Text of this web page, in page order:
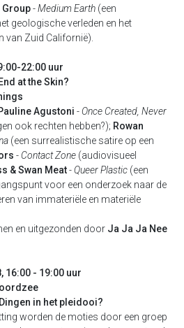
Group-Medium Earth (een
geologische verleden en het
van Zuid Californië).
22:00 uur
at the Skin?
Agustoni -Once Created, Never
ook rechten hebben?); Rowan
(een surrealistische satire op een
- Contact Zone (audiovisueel
& Swan Meat- Queer Plastic (een
voor een onderzoek naar de
van immateriële en materiële
en uitgezonden door Ja Ja Ja Nee
16:00 - 19:00 uur
in het pleidooi?
worden de moties door een groep